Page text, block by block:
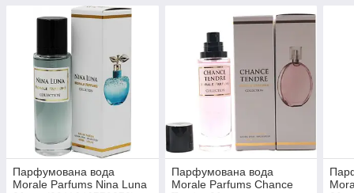
Парфумована вода
Morale Parfums Nina Luna
Парфумована вода
Morale Parfums Chance